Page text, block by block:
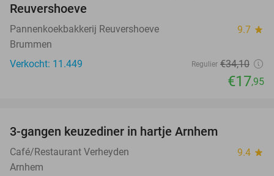
Reuvershoeve
Pannenkoekbakkerij Reuvershoeve 9.7 star
Brummen
Verkocht: 11.449
Regulier €34,10
€17,95
3-gangen keuzediner in hartje Arnhem
Café/Restaurant Verheyden 9.4 star
Arnhem